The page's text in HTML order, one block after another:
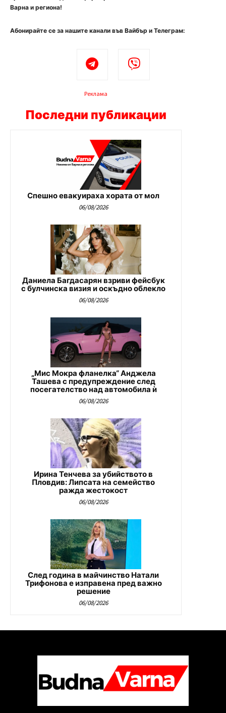
Варна и региона!
Абонирайте се за нашите канали във Вайбър и Телеграм:
Реклама
Последни публикации
Спешно евакуираха хората от мол
06/08/2026
Даниела Багдасарян взриви фейсбук
с булчинска визия и оскъдно облекло
06/08/2026
„Мис Мокра фланелка“ Анджела
Ташева с предупреждение след
посегателство над автомобила ѝ
06/08/2026
Ирина Тенчева за убийството в
Пловдив: Липсата на семейство
ражда жестокост
06/08/2026
След година в майчинство Натали
Трифонова е изправена пред важно
решение
06/08/2026